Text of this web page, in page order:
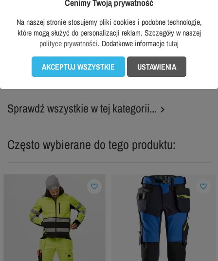
Bluza robocza odblaskowa z kapturem
Dassy Evans
319,99 złz VAT
Rekomendowana cena producenta:
DODAJ DO KOSZYKA
Kurtka softshell odblaskowa Bosafety
Valencia C1
249,99 złz VAT
Rekomendowana cena producenta:
299,99 zł
DODAJ DO KOSZYKA
Sprawdź wszystkie w tej kategorii... 
Często wybierane do tego produktu:
favorite_border favorite_border
Cenimy Twoją prywatność
Na naszej stronie stosujemy pliki cookies i podobne technologie,
które mogą służyć do personalizacji reklam. Szczegóły w naszej
polityce prywatności. Dodatkowe informacjetutaj
AKCEPTUJ WSZYSTKIE USTAWIENIA